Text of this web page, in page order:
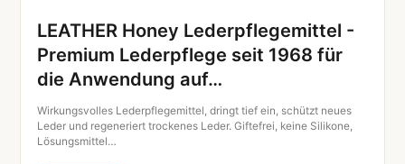
LEATHER Honey Lederpflegemittel -
Premium Lederpflege seit 1968 für
die Anwendung auf…
Wirkungsvolles Lederpflegemittel, dringt tief ein, schützt neues
Leder und regeneriert trockenes Leder. Giftefrei, keine Silikone,
Lösungsmittel…